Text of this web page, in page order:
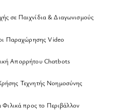
σε Παιχνίδια & Διαγωνισμούς
Παραχώρησης Video
Απορρήτου Chatbots
Τεχνητής Νοημοσύνης
Φιλικά προς το Περιβάλλον